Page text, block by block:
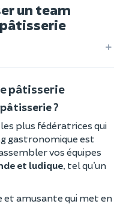
un team
pâtisserie
?
plus fédératrices qui
gastronomique est
vos équipes
et ludique, tel qu’un
et amusante qui met en